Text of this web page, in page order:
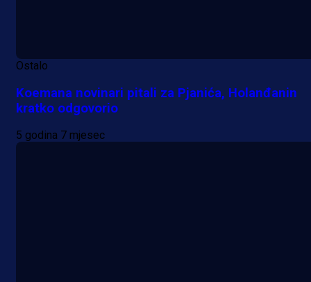
Ostalo
Koemana novinari pitali za Pjanića, Holanđanin
kratko odgovorio
5 godina 7 mjesec